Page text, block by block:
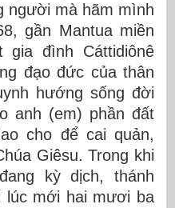
người mà hãm mình
gần Mantua miền
gia đình Cáttidiônê
đạo đức của thân
hướng sống đời
anh (em) phần đất
cho để cai quản,
Giêsu. Trong khi
kỳ dịch, thánh
lúc mới hai mươi ba